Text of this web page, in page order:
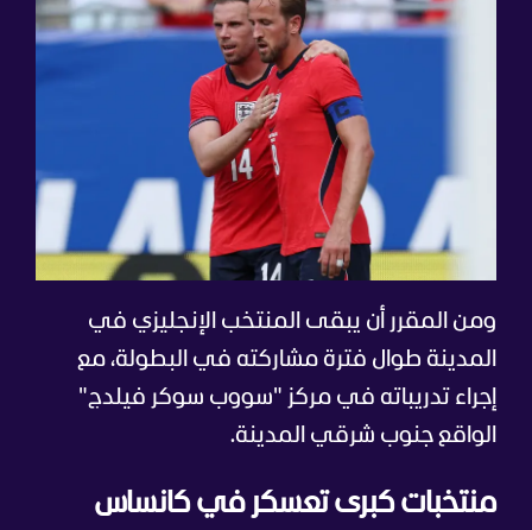
ومن المقرر أن يبقى المنتخب الإنجليزي في
المدينة طوال فترة مشاركته في البطولة، مع
إجراء تدريباته في مركز "سووب سوكر فيلدج"
الواقع جنوب شرقي المدينة.
منتخبات كبرى تعسكر في كانساس